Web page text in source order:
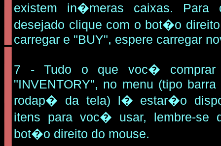
existem in�meras caixas. Para
desejado clique com o bot�o
carregar e "BUY", espere carregar
7 - Tudo o que voc�
"INVENTORY", no menu (tipo
rodap� da tela) l� estar�o
itens para voc� usar, lembre-se
bot�o direito do mouse.